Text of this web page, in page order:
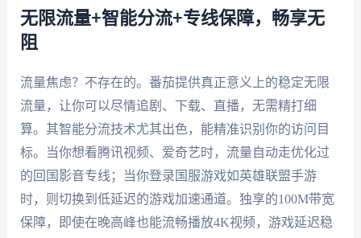
无限流量+智能分流+专线保障，畅享无
阻
流量焦虑？不存在的。番茄提供真正意义上的稳定无限
流量，让你可以尽情追剧、下载、直播，无需精打细
算。其智能分流技术尤其出色，能精准识别你的访问目
标。当你想看腾讯视频、爱奇艺时，流量自动走优化过
的回国影音专线；当你登录国服游戏如英雄联盟手游
时，则切换到低延迟的游戏加速通道。独享的100M带宽
保障，即使在晚高峰也能流畅播放4K视频，游戏延迟稳